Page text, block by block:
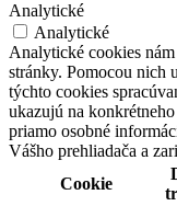
Analytické
Analytické
Analytické cookies
stránky. Pomocou nich
týchto cookies
ukazujú na
priamo osobné
Vášho prehliadača a
Cookie